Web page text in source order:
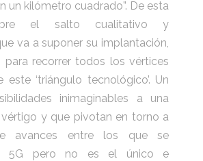
un kilómetro cuadrado”. De esta
el salto cualitativo y
va a suponer su implantación,
para recorrer todos los vértices
este ‘triángulo tecnológico’. Un
inimaginables a una
y que pivotan en torno a
avances entre los que se
5G pero no es el único e